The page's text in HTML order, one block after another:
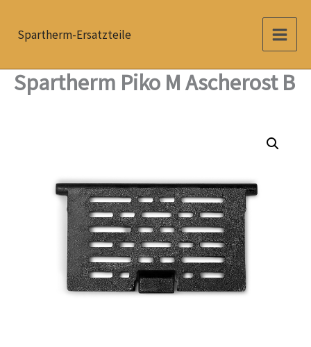
InhaltSpartherm-Ersatzteile
Spartherm Piko M Ascherost B